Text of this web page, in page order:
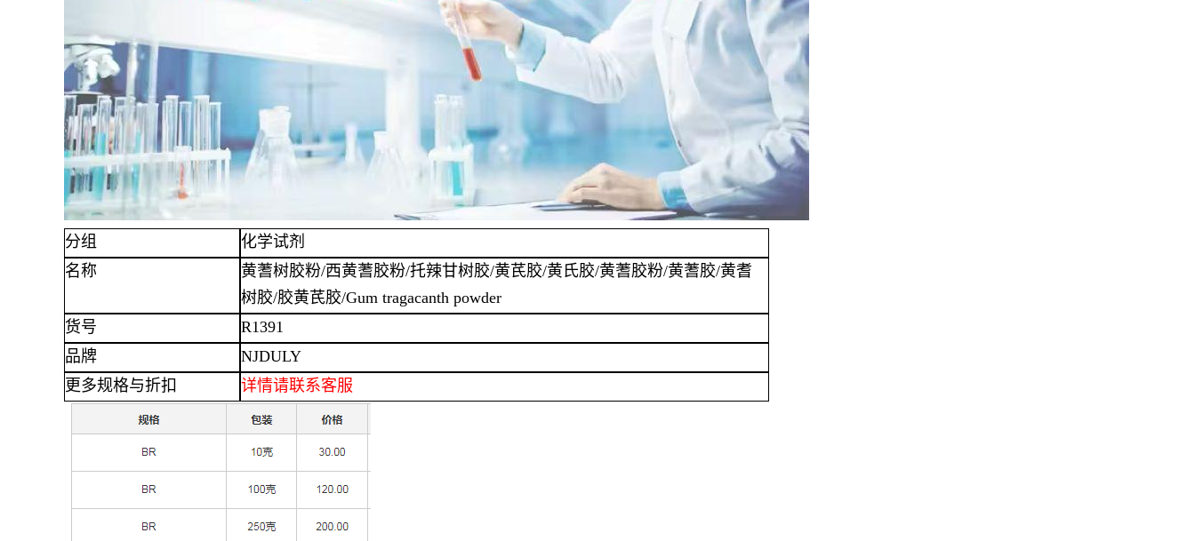
分组
化学试剂
名称
黄蓍树胶粉/西黄蓍胶粉/托辣甘树胶/黄芪胶/黄氏胶/黄蓍胶粉/黄蓍胶/黄耆
树胶/胶黄芪胶/Gum tragacanth powder
货号
R1391
品牌
NJDULY
更多规格与折扣
详情请联系客服